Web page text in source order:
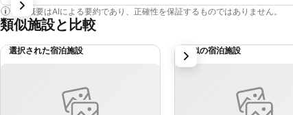
この概要はAIによる要約であり、正確性を保証するものではありません。
類似施設と比較
選択された宿泊施設 類似の宿泊施設
次